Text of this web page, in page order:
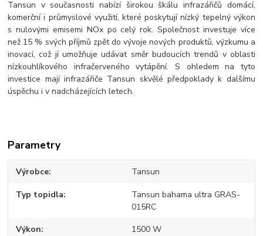
Tansun v současnosti nabízí širokou škálu infrazářičů domácí,
komerční i průmyslové využití, které poskytují nízký tepelný výkon
s nulovými emisemi NOx po celý rok. Společnost investuje více
než 15 % svých příjmů zpět do vývoje nových produktů, výzkumu a
inovací, což jí umožňuje udávat směr budoucích trendů v oblasti
nízkouhlíkového infračerveného vytápění. S ohledem na tyto
investice mají infrazářiče Tansun skvělé předpoklady k dalšímu
úspěchu i v nadcházejících letech.
Parametry
Výrobce Tansun
Typ topidla
Tansun bahama ultra GRAS-
015RC
Výkon 1500 W